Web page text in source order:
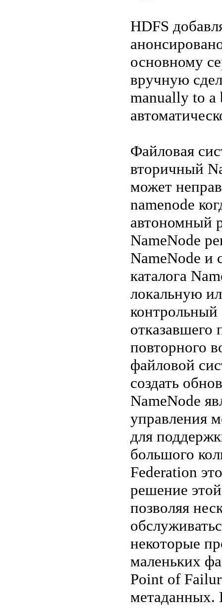
HDFS
основному
вручную
manually to a
Файловая
вторичный
может
namenode
автономный
NameNode
NameNode и
каталога
локальную
контрольный
отказавшего
повторного
файловой
создать
NameNode
управления
для
большого
Federation
решение
позволяя
некоторые
маленьких
Point of
метаданных.